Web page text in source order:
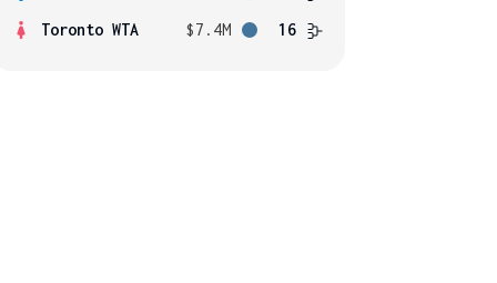
Toronto WTA
$7.4M 16